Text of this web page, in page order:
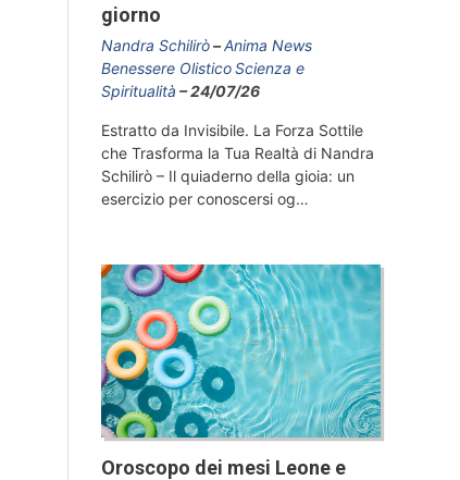
giorno
Nandra Schilirò
Anima News
Benessere OlisticoScienza e
Spiritualità
24/07/26
Estratto da Invisibile. La Forza Sottile
che Trasforma la Tua Realtà di Nandra
Schilirò – Il quiaderno della gioia: un
esercizio per conoscersi og…
Oroscopo dei mesi Leone e